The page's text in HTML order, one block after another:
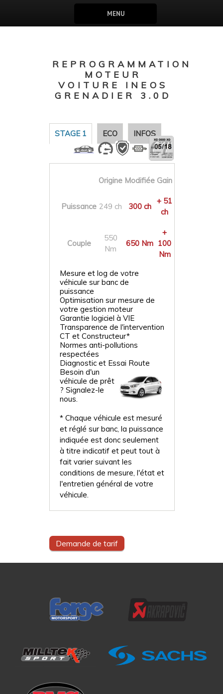
MENU
REPROGRAMMATION
MOTEUR
VOITURE INEOS
GRENADIER 3.0D
STAGE 1 ECO INFOS
Origine Modifiée Gain
Puissance 249 ch 300 ch
+ 51
ch
Couple
550
Nm
650 Nm
+
100
Nm
Mesure et log de votre
véhicule sur banc de
puissance
Optimisation sur mesure de
votre gestion moteur
Garantie logiciel à VIE
Transparence de l'intervention
CT et Constructeur*
Normes anti-pollutions
respectées
Diagnostic et Essai Route
Besoin d'un
véhicule de prêt
? Signalez-le
nous.
* Chaque véhicule est mesuré
et réglé sur banc, la puissance
indiquée est donc seulement
à titre indicatif et peut tout à
fait varier suivant les
conditions de mesure, l'état et
l'entretien général de votre
véhicule.
Demande de tarif